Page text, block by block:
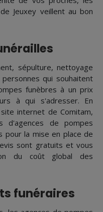
Jeuxey veillent au bon
sépulture, nettoyage
qui souhaitent
funèbres à un prix
à qui s'adresser. En
internet de Comitam,
d'agences de pompes
pour la mise en place de
sont gratuits et vous
du coût global des
funéraires